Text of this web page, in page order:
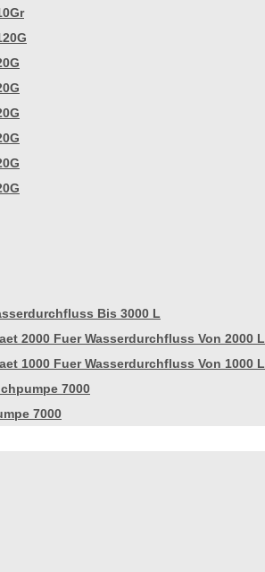
Bis 3000 L
2000 Fuer Wasserdurchfluss Von 2000 L
1000 Fuer Wasserdurchfluss Von 1000 L
7000
7000